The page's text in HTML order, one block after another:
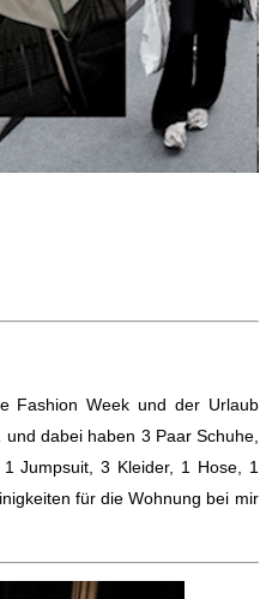
Fashion Week und der Urlaub
dabei haben 3 Paar Schuhe,
Jumpsuit, 3 Kleider, 1 Hose, 1
für die Wohnung bei mir